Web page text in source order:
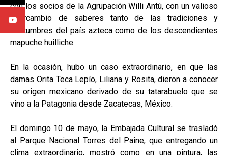
con los socios de la Agrupación Willi Antú, con un valioso
intercambio de saberes tanto de las tradiciones y
costumbres del país azteca como de los descendientes
mapuche huilliche.
En la ocasión, hubo un caso extraordinario, en que las
damas Orita Teca Lepío, Liliana y Rosita, dieron a conocer
su origen mexicano derivado de su tatarabuelo que se
vino a la Patagonia desde Zacatecas, México.
El domingo 10 de mayo, la Embajada Cultural se trasladó
al Parque Nacional Torres del Paine, que entregando un
clima extraordinario, mostró como en una pintura, las